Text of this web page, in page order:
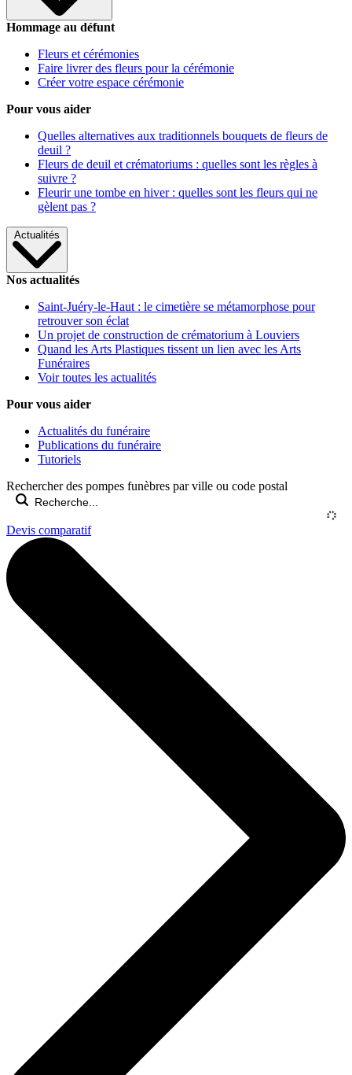
Hommage au défunt
Fleurs et cérémonies
Faire livrer des fleurs pour la cérémonie
Créer votre espace cérémonie
Pour vous aider
Quelles alternatives aux traditionnels bouquets de fleurs de
deuil ?
Fleurs de deuil et crématoriums : quelles sont les règles à
suivre ?
Fleurir une tombe en hiver : quelles sont les fleurs qui ne
gèlent pas ?
Actualités
Nos actualités
Saint-Juéry-le-Haut : le cimetière se métamorphose pour
retrouver son éclat
Un projet de construction de crématorium à Louviers
Quand les Arts Plastiques tissent un lien avec les Arts
Funéraires
Voir toutes les actualités
Pour vous aider
Actualités du funéraire
Publications du funéraire
Tutoriels
Rechercher des pompes funèbres par ville ou code postal
Devis comparatif